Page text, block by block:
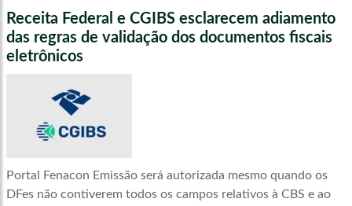
Receita Federal e CGIBS esclarecem adiamento
das regras de validação dos documentos fiscais
eletrônicos
Portal Fenacon Emissão será autorizada mesmo quando os
DFes não contiverem todos os campos relativos à CBS e ao